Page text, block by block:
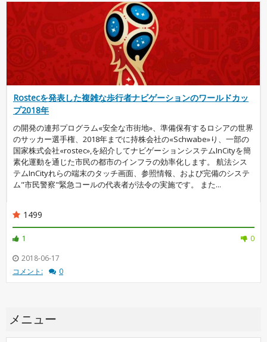
Rostecを発表した複雑な歩行者ナビゲーションのワールドカッ
プ2018年
の開発の連邦プログラム«安全な市街地»、準備保有するロシアの世界
のサッカー選手権、2018年までに持株会社の«Schwabe»り、一部の
国家株式会社«rostec»,を紹介してナビゲーションシステムInCityを簡
素化運動を通じた市民の都市のインフラの効率化します。 航法シス
テムInCityれらの端末のタッチ画面、参照情報、および完備のシステ
ム"市民警察"緊急コールの代表者が法令の実施です。 また...
1499
1
0
2018-06-17
コメント:
0
メニュー